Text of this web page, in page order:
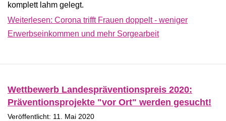
komplett lahm gelegt.
Weiterlesen: Corona trifft Frauen doppelt - weniger
Erwerbseinkommen und mehr Sorgearbeit
Wettbewerb Landespräventionspreis 2020:
Präventionsprojekte "vor Ort" werden gesucht!
Veröffentlicht: 11. Mai 2020